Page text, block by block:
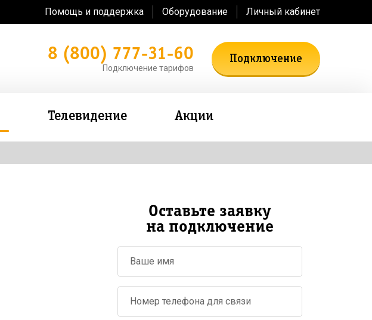
Помощь и поддержка Оборудование Личный кабинет
8 (800) 777-31-60
Подключение тарифов
Подключение
Телевидение Акции
Оставьте заявку
на подключение